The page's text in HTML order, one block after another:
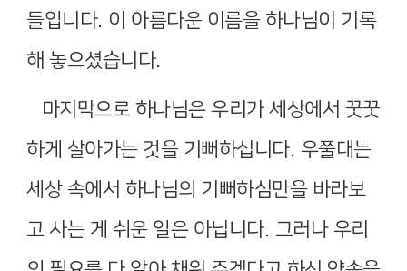
들입니다. 이 아름다운 이름을 하나님이 기록
해 놓으셨습니다.
마지막으로 하나님은 우리가 세상에서 꿋꿋
하게 살아가는 것을 기뻐하십니다. 우쭐대는
세상 속에서 하나님의 기뻐하심만을 바라보
고 사는 게 쉬운 일은 아닙니다. 그러나 우리